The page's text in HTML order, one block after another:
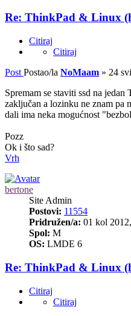
Re: ThinkPad & Linux
Citiraj
Citiraj
Post Postao/la NoMaam » 24
Spremam se staviti ssd na
zaključan a lozinku ne znam pa
dali ima neka mogućnost
Pozz
Ok i što sad?
Vrh
bertone
Site Admin
Postovi: 11554
Pridružen/a: 01 kol
Spol: M
OS: LMDE 6
Re: ThinkPad & Linux
Citiraj
Citiraj